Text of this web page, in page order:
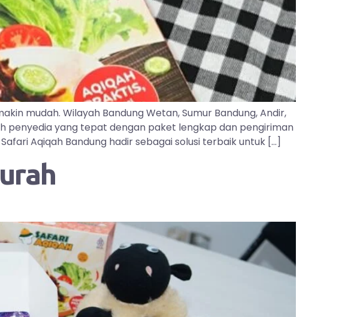
mudah. Wilayah Bandung Wetan, Sumur Bandung, Andir,
penyedia yang tepat dengan paket lengkap dan pengiriman
Aqiqah Bandung hadir sebagai solusi terbaik untuk […]